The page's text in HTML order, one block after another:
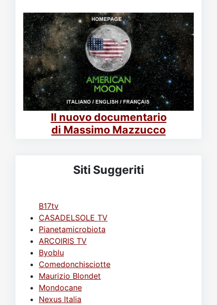
Il nuovo documentario
di Massimo Mazzucco
Siti Suggeriti
B17tv
CASADELSOLE TV
Pianetamicrobiota
ARCOIRIS TV
Byoblu
Comedonchisciotte
Maurizio Blondet
Mondocane
Nexus Italia